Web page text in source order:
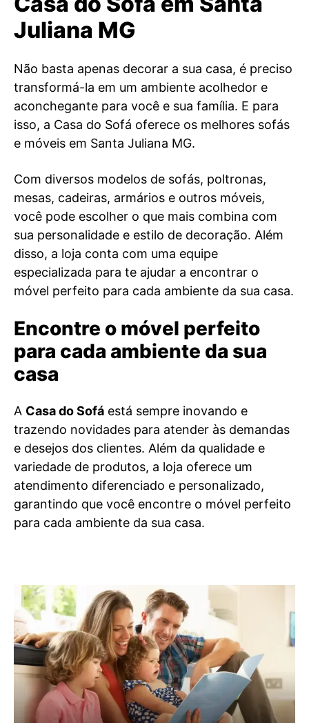
Juliana MG
Não basta apenas decorar a sua casa, é preciso
transformá-la em um ambiente acolhedor e
aconchegante para você e sua família. E para
isso, a Casa do Sofá oferece os melhores sofás
e móveis em Santa Juliana MG.
Com diversos modelos de sofás, poltronas,
mesas, cadeiras, armários e outros móveis,
você pode escolher o que mais combina com
sua personalidade e estilo de decoração. Além
disso, a loja conta com uma equipe
especializada para te ajudar a encontrar o
móvel perfeito para cada ambiente da sua casa.
Encontre o móvel perfeito
para cada ambiente da sua
casa
A Casa do Sofá está sempre inovando e
trazendo novidades para atender às demandas
e desejos dos clientes. Além da qualidade e
variedade de produtos, a loja oferece um
atendimento diferenciado e personalizado,
garantindo que você encontre o móvel perfeito
para cada ambiente da sua casa.